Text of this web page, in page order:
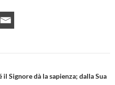
Signore dà la sapienza; dalla Sua